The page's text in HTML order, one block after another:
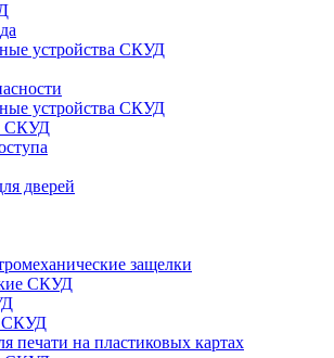
устройства СКУД
устройства СКУД
СКУД
дверей
защелки
СКУД
СКУД
печати на пластиковых картах